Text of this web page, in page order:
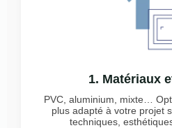
1. Matériaux
PVC, aluminium, mixte…
plus adapté à votre projet
techniques,